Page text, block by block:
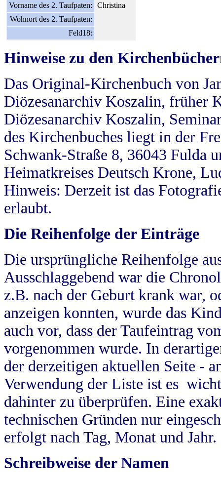
Vorname des 2. Taufpaten:
Christina
Wohnort des 2. Taufpaten:
Feld18:
Hinweise zu den
Das Original-Kirchenbuch von
Diözesanarchiv Koszalin, früher
Diözesanarchiv Koszalin,
des Kirchenbuches liegt in der
Schwank-Straße 8, 36043 Fulda
Heimatkreises Deutsch Krone,
Hinweis: Derzeit ist das
erlaubt.
Die Reihenfolge der Einträge
Die ursprüngliche Reihenfolge
Ausschlaggebend war die
z.B. nach der Geburt krank war,
anzeigen konnten, wurde das
auch vor, dass der Taufeintrag
vorgenommen wurde. In
der derzeitigen aktuellen Seite -
Verwendung der Liste ist es
dahinter zu überprüfen. Eine
technischen Gründen nur
erfolgt nach Tag, Monat und Jahr.
Schreibweise der Namen